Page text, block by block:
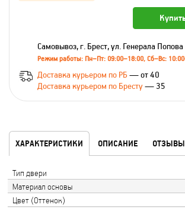
Самовывоз, г. Брест, ул. Генерала
Режим работы: Пн–Пт: 09:00–18:00, Сб–Вс:
Доставка курьером по РБ — от 40
Доставка курьером по Бресту— 35
ХАРАКТЕРИСТИКИ ОПИСАНИЕ ОТЗЫВЫ
Тип двери
Материал основы
Цвет (Оттенок)